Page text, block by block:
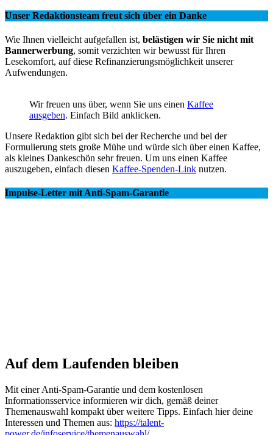
Unser Redaktionsteam freut sich über ein Danke
Wie Ihnen vielleicht aufgefallen ist, belästigen wir Sie nicht mit
Bannerwerbung, somit verzichten wir bewusst für Ihren
Lesekomfort, auf diese Refinanzierungsmöglichkeit unserer
Aufwendungen.
Wir freuen uns über, wenn Sie uns einen Kaffee
ausgeben. Einfach Bild anklicken.
Unsere Redaktion gibt sich bei der Recherche und bei der
Formulierung stets große Mühe und würde sich über einen Kaffee,
als kleines Dankeschön sehr freuen. Um uns einen Kaffee
auszugeben, einfach diesen Kaffee-Spenden-Link nutzen.
Impulse-Letter mit Anti-Spam-Garantie
Auf dem Laufenden bleiben
Mit einer Anti-Spam-Garantie und dem kostenlosen
Informationsservice informieren wir dich, gemäß deiner
Themenauswahl kompakt über weitere Tipps. Einfach hier deine
Interessen und Themen aus: https://talent-